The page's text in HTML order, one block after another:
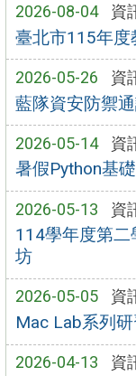
2026-08-04 資
臺北市115年度
2026-05-26 資
藍隊資安防禦
2026-05-14 資
暑假Python基
2026-05-13 資
114學年度第
坊
2026-05-05 資
Mac Lab系列研
2026-04-13 資